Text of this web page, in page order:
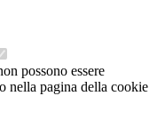
possono essere
nella pagina della cookie